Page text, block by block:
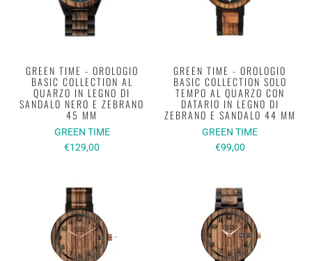
GREEN TIME - OROLOGIO
BASIC COLLECTION AL
QUARZO IN LEGNO DI
SANDALO NERO E ZEBRANO
45 MM
GREEN TIME
€129,00
GREEN TIME - OROLOGIO
BASIC COLLECTION SOLO
TEMPO AL QUARZO CON
DATARIO IN LEGNO DI
ZEBRANO E SANDALO 44 MM
GREEN TIME
€99,00